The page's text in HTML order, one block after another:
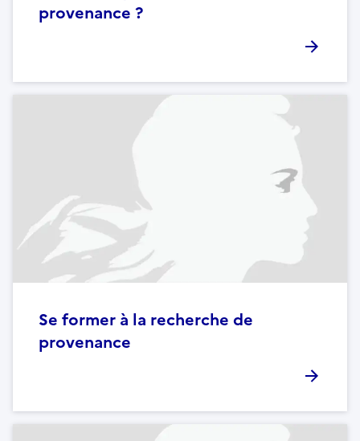
provenance ?
Se former à la recherche de
provenance